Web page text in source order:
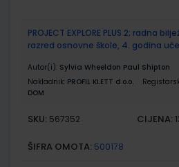
PROJECT EXPLORE PLUS 2; radna
razred osnovne škole, 4. godina
Autor(i): Sylvia Wheeldon Paul Shipton
Nakladnik: PROFIL KLETT d.o.o.
DOM
SKU: 567352 CIJENA:
ŠIFRA OMOTA: 500178